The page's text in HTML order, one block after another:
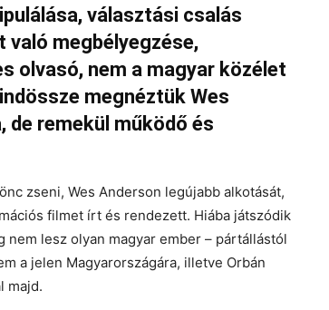
választási csalás
megbélyegzése,
olvasó, nem a magyar közélet
megnéztük Wes
de remekül működő és
zseni, Wes Anderson legújabb alkotását,
filmet írt és rendezett. Hiába játszódik
nem lesz olyan magyar ember – pártállástól
a jelen Magyarországára, illetve Orbán
majd.